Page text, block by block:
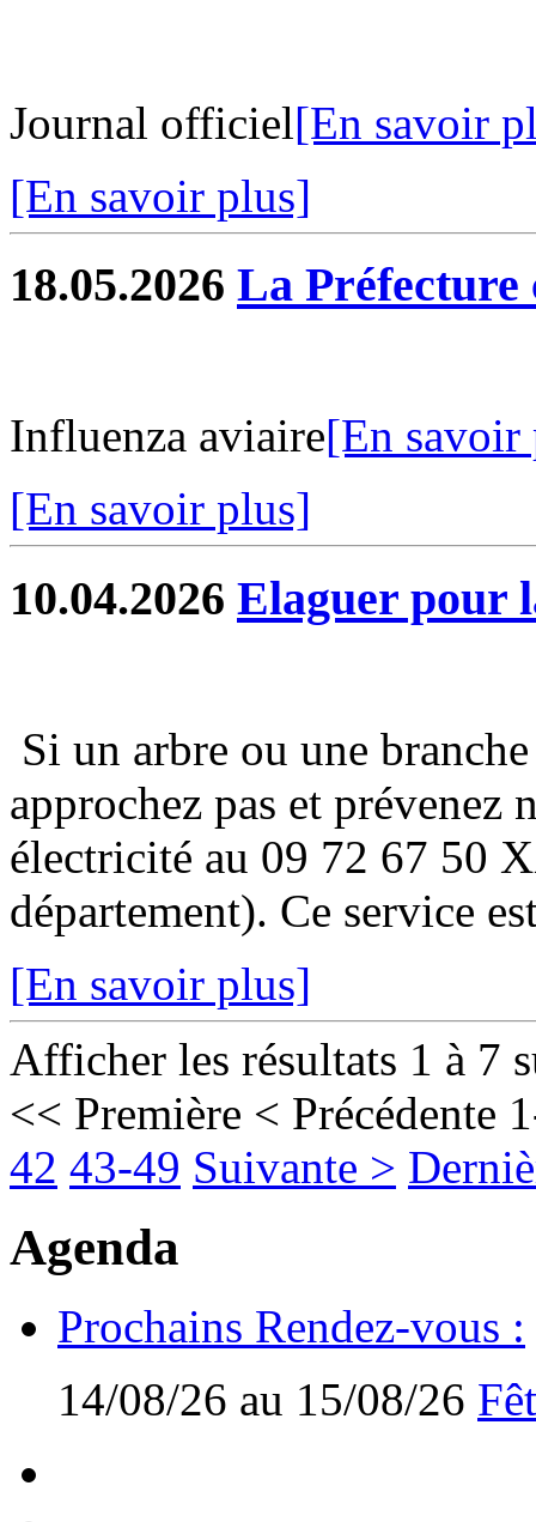
Journal officiel[En savoir
[En savoir plus]
18.05.2026 La Préfecture
Influenza aviaire[En savoir
[En savoir plus]
10.04.2026 Elaguer pour
Si un arbre ou une
approchez pas et prévenez
électricité au 09 72 67 50
département). Ce service
[En savoir plus]
Afficher les résultats 1 à 7
<< Première < Précédente
42 43-49 Suivante >
Agenda
Prochains Rendez-vous :
14/08/26 au 15/08/26